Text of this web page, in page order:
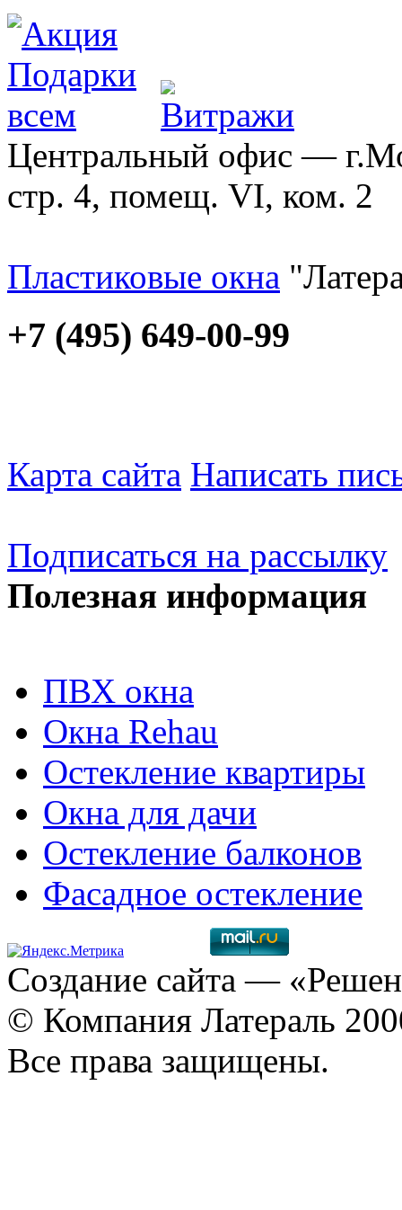
Центральный офис —
стр. 4, помещ. VI, ком. 2
Пластиковые окна
+7 (495) 649-00-99
Карта сайта Написать
Подписаться на рассылку
Полезная информация
ПВХ окна
Окна Rehau
Остекление квартиры
Окна для дачи
Остекление балконов
Фасадное остекление
Создание сайта —
© Компания Латераль
Все права защищены.